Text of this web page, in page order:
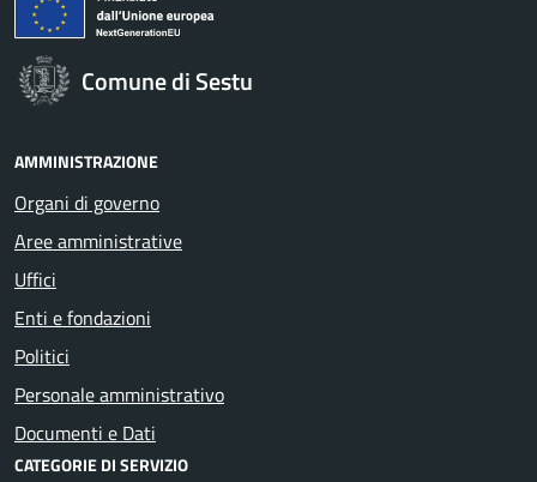
Comune di Sestu
AMMINISTRAZIONE
Organi di governo
Aree amministrative
Uffici
Enti e fondazioni
Politici
Personale amministrativo
Documenti e Dati
CATEGORIE DI SERVIZIO